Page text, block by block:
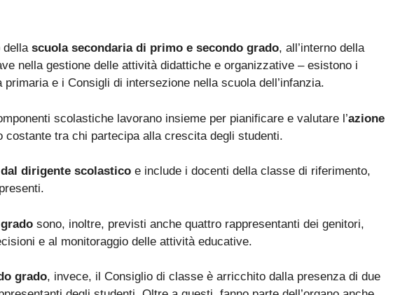
della scuola secondaria di primo e secondo grado, all’interno della
nella gestione delle attività didattiche e organizzative – esistono i
primaria e i Consigli di intersezione nella scuola dell’infanzia.
scolastiche lavorano insieme per pianificare e valutare l’azione
costante tra chi partecipa alla crescita degli studenti.
dirigente scolastico e include i docenti della classe di riferimento,
sono, inoltre, previsti anche quattro rappresentanti dei genitori,
e al monitoraggio delle attività educative.
grado, invece, il Consiglio di classe è arricchito dalla presenza di due